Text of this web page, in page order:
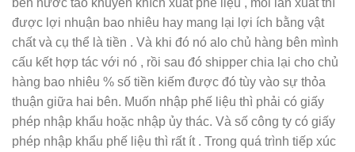
bên nước tao khuyến khích xuất phế liệu , mỗi lần xuất thì
được lợi nhuận bao nhiêu hay mang lại lợi ích bằng vật
chất và cụ thể là tiền . Và khi đó nó alo chủ hàng bên mình
cấu kết hợp tác với nó , rồi sau đó shipper chia lại cho chủ
hàng bao nhiêu % số tiền kiếm được đó tùy vào sự thỏa
thuận giữa hai bên. Muốn nhập phế liệu thì phải có giấy
phép nhập khẩu hoặc nhập ủy thác. Và số công ty có giấy
phép nhập khẩu phế liệu thì rất ít . Trong quá trình tiếp xúc